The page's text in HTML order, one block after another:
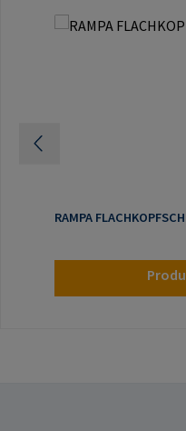
RAMPA